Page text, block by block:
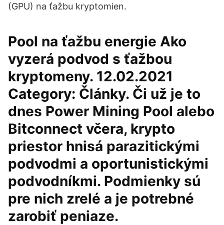
(GPU) na ťažbu kryptomien.
Pool na ťažbu energie Ako
vyzerá podvod s ťažbou
kryptomeny. 12.02.2021
Category: Články. Či už je to
dnes Power Mining Pool alebo
Bitconnect včera, krypto
priestor hnisá parazitickými
podvodmi a oportunistickými
podvodníkmi. Podmienky sú
pre nich zrelé a je potrebné
zarobiť peniaze.